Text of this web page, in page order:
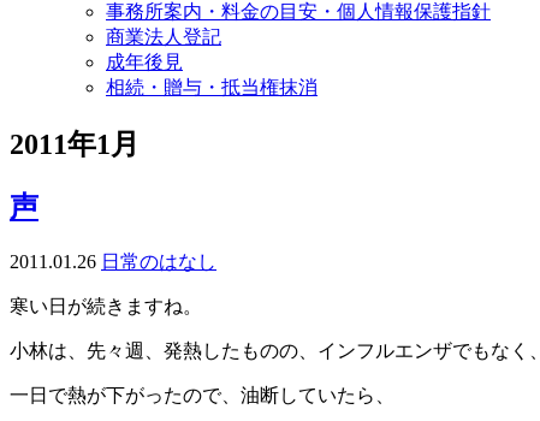
事務所案内・料金の目安・個人情報保護指針
商業法人登記
成年後見
相続・贈与・抵当権抹消
2011年1月
声
2011.01.26 日常のはなし
寒い日が続きますね。
小林は、先々週、発熱したものの、インフルエンザでもなく、
一日で熱が下がったので、油断していたら、